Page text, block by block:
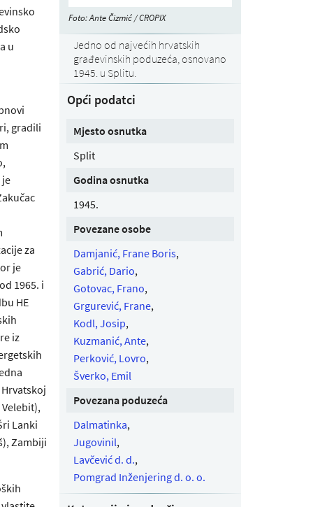
u
gradili
za
je
1965. i
HE
iz
Lanki
Zambiji
Foto: Ante Čizmić / CROPIX
Jedno od najvećih hrvatskih
građevinskih poduzeća, osnovano
1945. u Splitu.
Opći podatci
Mjesto osnutka
Split
Godina osnutka
1945.
Povezane osobe
Damjanić, Frane Boris,
Gabrić, Dario,
Gotovac, Frano,
Grgurević, Frane,
Kodl, Josip,
Kuzmanić, Ante,
Perković, Lovro,
Šverko, Emil
Povezana poduzeća
Dalmatinka,
Jugovinil,
Lavčević d. d.,
Pomgrad Inženjering d. o. o.